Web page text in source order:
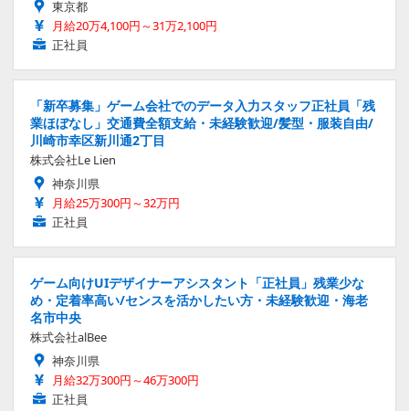
東京都
月給20万4,100円～31万2,100円
正社員
「新卒募集」ゲーム会社でのデータ入力スタッフ正社員「残
業ほぼなし」交通費全額支給・未経験歓迎/髪型・服装自由/
川崎市幸区新川通2丁目
株式会社Le Lien
神奈川県
月給25万300円～32万円
正社員
ゲーム向けUIデザイナーアシスタント「正社員」残業少な
め・定着率高い/センスを活かしたい方・未経験歓迎・海老
名市中央
株式会社alBee
神奈川県
月給32万300円～46万300円
正社員